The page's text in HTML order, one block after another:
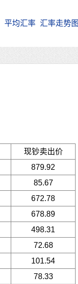
平均汇率 汇率走势图
现钞卖出价
879.92
85.67
672.78
678.89
498.31
72.68
101.54
78.33